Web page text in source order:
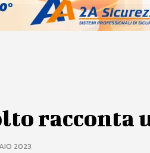
racconta
2023